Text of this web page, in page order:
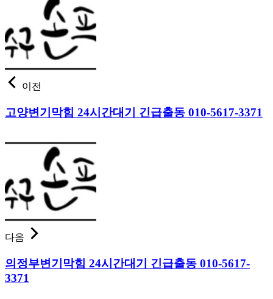
이전
고양변기막힘 24시간대기 긴급출동 010-5617-3371
다음
의정부변기막힘 24시간대기 긴급출동 010-5617-
3371